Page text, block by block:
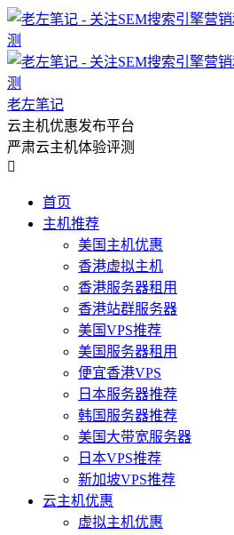
老左笔记
云主机优惠发布平台
严肃云主机体验评测

首页
主机推荐
美国主机优惠
香港虚拟主机
香港服务器租用
香港站群服务器
美国VPS推荐
美国服务器租用
便宜香港VPS
日本服务器推荐
韩国服务器推荐
美国大带宽服务器
日本VPS推荐
新加坡VPS推荐
云主机优惠
虚拟主机优惠